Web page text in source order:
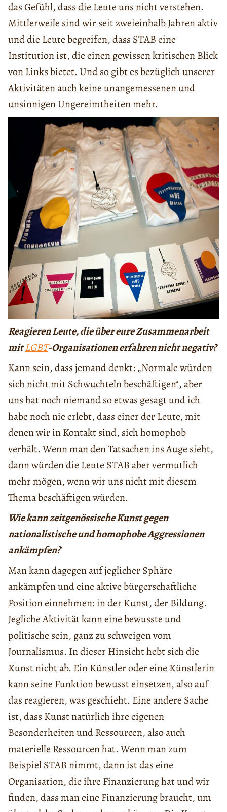
das Gefühl, dass die Leute uns nicht verstehen.
Mittlerweile sind wir seit zweieinhalb Jahren aktiv
und die Leute begreifen, dass STAB eine
Institution ist, die einen gewissen kritischen Blick
von Links bietet. Und so gibt es bezüglich unserer
Aktivitäten auch keine unangemessenen und
unsinnigen Ungereimtheiten mehr.
Reagieren Leute, die über eure Zusammenarbeit
mitLGBT-Organisationen erfahren nicht negativ?
Kann sein, dass jemand denkt: „Normale würden
sich nicht mit Schwuchteln beschäftigen“, aber
uns hat noch niemand so etwas gesagt und ich
habe noch nie erlebt, dass einer der Leute, mit
denen wir in Kontakt sind, sich homophob
verhält. Wenn man den Tatsachen ins Auge sieht,
dann würden die Leute STAB aber vermutlich
mehr mögen, wenn wir uns nicht mit diesem
Thema beschäftigen würden.
Wie kann zeitgenössische Kunst gegen
nationalistische und homophobe Aggressionen
ankämpfen?
Man kann dagegen auf jeglicher Sphäre
ankämpfen und eine aktive bürgerschaftliche
Position einnehmen: in der Kunst, der Bildung.
Jegliche Aktivität kann eine bewusste und
politische sein, ganz zu schweigen vom
Journalismus. In dieser Hinsicht hebt sich die
Kunst nicht ab. Ein Künstler oder eine Künstlerin
kann seine Funktion bewusst einsetzen, also auf
das reagieren, was geschieht. Eine andere Sache
ist, dass Kunst natürlich ihre eigenen
Besonderheiten und Ressourcen, also auch
materielle Ressourcen hat. Wenn man zum
Beispiel STAB nimmt, dann ist das eine
Organisation, die ihre Finanzierung hat und wir
finden, dass man eine Finanzierung braucht, um